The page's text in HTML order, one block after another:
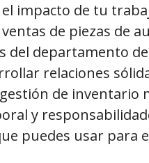
impacto de tu
de piezas de
del departamento
relaciones
de inventario
y
puedes usar para